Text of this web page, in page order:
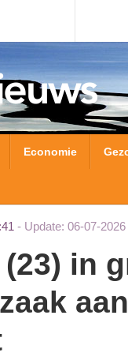
Economie
Update: 06-07-